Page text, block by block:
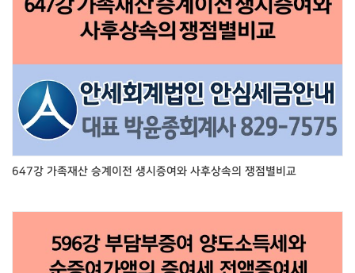
647강 가족재산 승계이전 생시증여와 사후상속의 쟁점별비교